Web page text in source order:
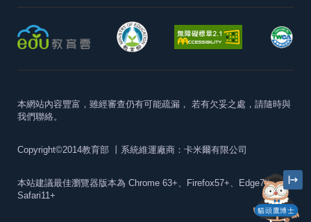
貓頭鷹博士
本網站內容豐富，雖經審查仍有可能疏漏， 若有欠妥之處，請隨時與
我們聯絡。
Copyright©2014教育部 丨系統維運廠商：卡米爾有限公司
本站建議最佳瀏覽器版本為 Chrome 63+、Firefox57+、Edge79+及
Safari11+